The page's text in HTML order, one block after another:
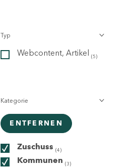
Typ
Webcontent, Artikel (5)
Kategorie
ENTFERNEN
Zuschuss (4)
Kommunen (3)